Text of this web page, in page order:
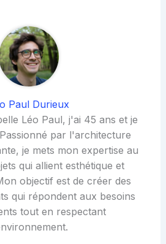
Paul Durieux
Léo Paul, j'ai 45 ans et je
par l'architecture
je mets mon expertise au
qui allient esthétique et
objectif est de créer des
qui répondent aux besoins
tout en respectant